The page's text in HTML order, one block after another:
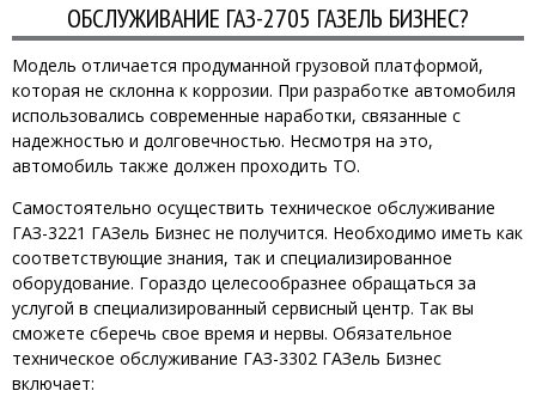
ОБСЛУЖИВАНИЕ ГАЗ-2705 ГАЗЕЛЬ БИЗНЕС?
Модель отличается продуманной грузовой платформой,
которая не склонна к коррозии. При разработке автомобиля
использовались современные наработки, связанные с
надежностью и долговечностью. Несмотря на это,
автомобиль также должен проходить ТО.
Самостоятельно осуществить техническое обслуживание
ГАЗ-3221 ГАЗель Бизнес не получится. Необходимо иметь как
соответствующие знания, так и специализированное
оборудование. Гораздо целесообразнее обращаться за
услугой в специализированный сервисный центр. Так вы
сможете сберечь свое время и нервы. Обязательное
техническое обслуживание ГАЗ-3302 ГАЗель Бизнес
включает: